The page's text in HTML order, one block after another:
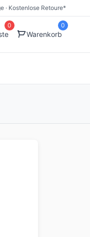
· Kostenlose Retoure*
0
Warenkorb
0